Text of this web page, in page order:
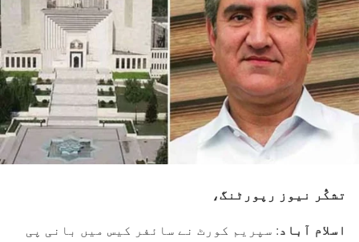
تشکُّر نیوز رپورٹنگ،
اسلام آباد: سپریم کورٹ نے سائفر کیس میں بانی پی